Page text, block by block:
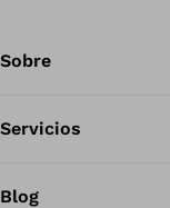
Sobre
Servicios
Blog